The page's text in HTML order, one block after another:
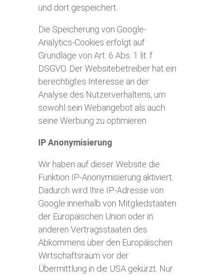
und dort gespeichert.
Die Speicherung von Google-
Analytics-Cookies erfolgt auf
Grundlage von Art. 6 Abs. 1 lit. f
DSGVO. Der Websitebetreiber hat ein
berechtigtes Interesse an der
Analyse des Nutzerverhaltens, um
sowohl sein Webangebot als auch
seine Werbung zu optimieren.
IP Anonymisierung
Wir haben auf dieser Website die
Funktion IP-Anonymisierung aktiviert.
Dadurch wird Ihre IP-Adresse von
Google innerhalb von Mitgliedstaaten
der Europäischen Union oder in
anderen Vertragsstaaten des
Abkommens über den Europäischen
Wirtschaftsraum vor der
Übermittlung in die USA gekürzt. Nur